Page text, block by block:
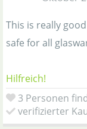
This is really
safe for all
Hilfreich!
3 Personen
verifizierter